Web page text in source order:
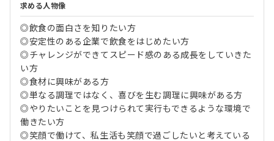
求める人物像
◎飲食の面白さを知りたい方
◎安定性のある企業で飲食をはじめたい方
◎チャレンジができてスピード感のある成長をしていきた
い方
◎食材に興味がある方
◎単なる調理ではなく、喜びを生む調理に興味がある方
◎やりたいことを見つけられて実行もできるような環境で
働きたい方
◎笑顔で働けて、私生活も笑顔で過ごしたいと考えている